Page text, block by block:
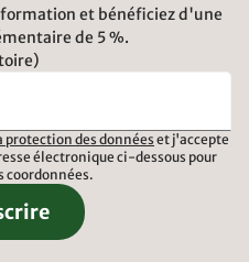
et bénéficiez d'une
de 5 %.
des donnéeset j'accepte
électronique ci-dessous pour
coordonnées.